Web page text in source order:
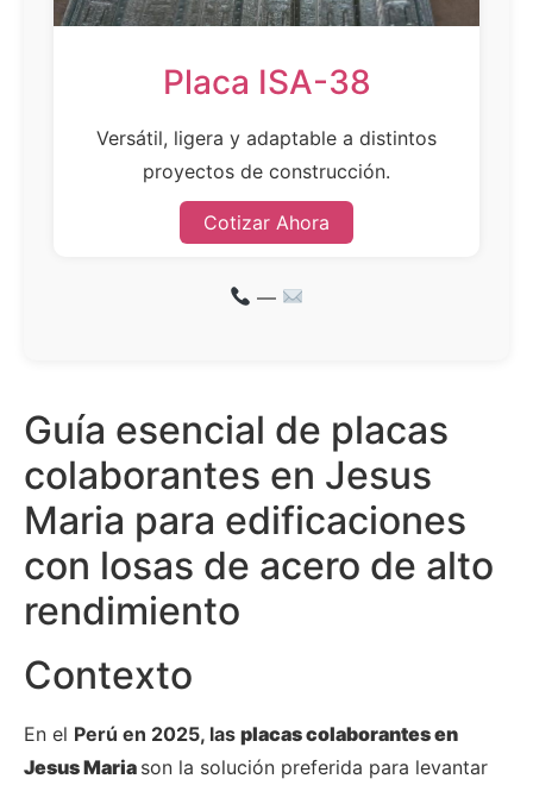
Placa ISA-38
Versátil, ligera y adaptable a distintos
proyectos de construcción.
Cotizar Ahora
—
Guía esencial de placas
colaborantes en Jesus
Maria para edificaciones
con losas de acero de alto
rendimiento
Contexto
En el Perú en 2025, las placas colaborantes en
Jesus Maria son la solución preferida para levantar